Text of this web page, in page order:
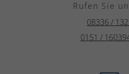
Rufen Sie
08336 /
0151 /